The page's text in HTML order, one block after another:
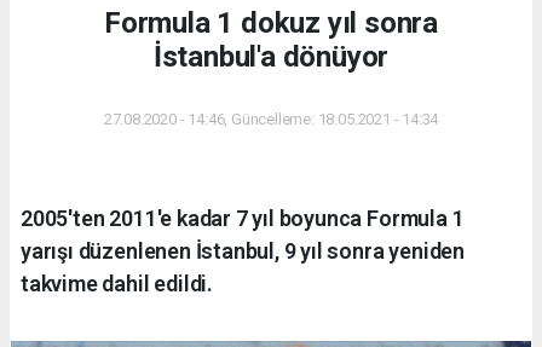
Formula 1 dokuz yıl sonra
İstanbul'a dönüyor
27.08.2020 - 14:46, Güncelleme: 18.05.2021 - 14:34
2005'ten 2011'e kadar 7 yıl boyunca Formula 1
yarışı düzenlenen İstanbul, 9 yıl sonra yeniden
takvime dahil edildi.